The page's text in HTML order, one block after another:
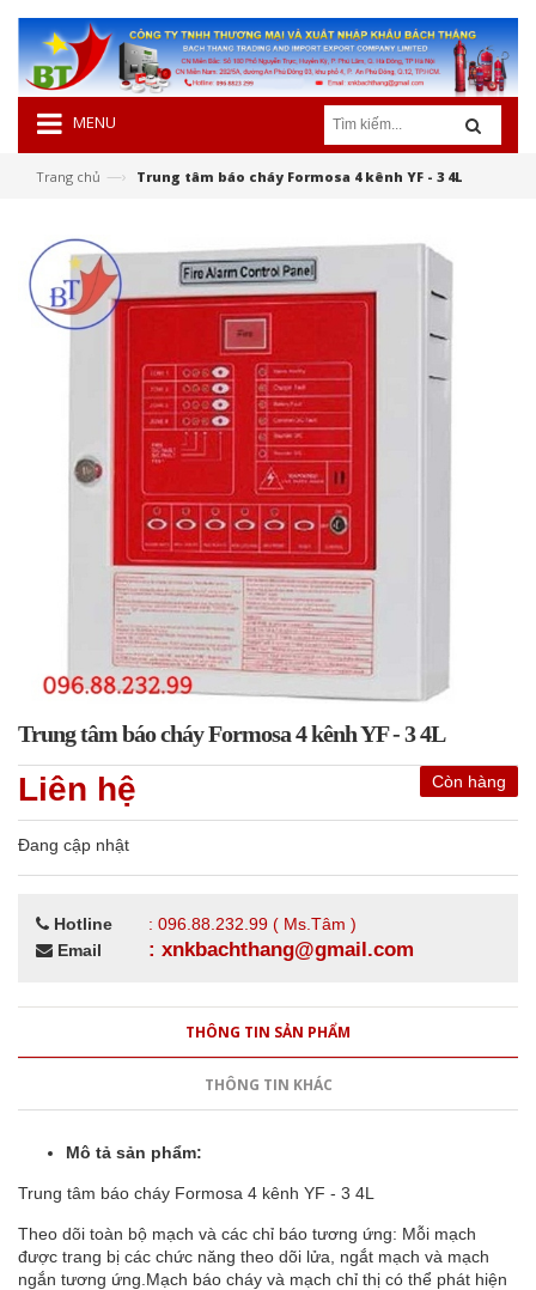
MENU
Trang chủ —› Trung tâm báo cháy Formosa 4 kênh YF - 3 4L
Trung tâm báo cháy Formosa 4 kênh YF - 3 4L
Còn hàng
Liên hệ
Đang cập nhật
Hotline
: 096.88.232.99 ( Ms.Tâm )
Email
: xnkbachthang@gmail.com
THÔNG TIN SẢN PHẨM
THÔNG TIN KHÁC
Mô tả sản phẩm:
Trung tâm báo cháy Formosa 4 kênh YF - 3 4L
Theo dõi toàn bộ mạch và các chỉ báo tương ứng: Mỗi mạch
được trang bị các chức năng theo dõi lửa, ngắt mạch và mạch
ngắn tương ứng.Mạch báo cháy và mạch chỉ thị có thể phát hiện